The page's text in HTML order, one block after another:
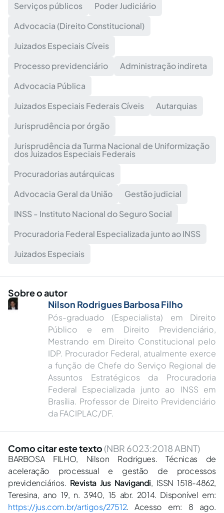
Serviços públicos
Poder Judiciário
Advocacia (Direito Constitucional)
Juizados Especiais Cíveis
Processo previdenciário
Administração indireta
Advocacia Pública
Juizados Especiais Federais Cíveis
Autarquias
Jurisprudência por órgão
Jurisprudência da Turma Nacional de Uniformização
dos Juizados Especiais Federais
Procuradorias autárquicas
Advocacia Geral da União
Gestão judicial
INSS - Instituto Nacional do Seguro Social
Procuradoria Federal Especializada junto ao INSS
Juizados Especiais
Sobre o autor
Nilson Rodrigues Barbosa Filho
Pós-graduado (Especialista) em Direito
Público e em Direito Previdenciário,
Mestrando em Direito Constitucional pelo
IDP. Procurador Federal, atualmente exerce
a função de Chefe do Serviço Regional de
Assuntos Estratégicos da Procuradoria
Federal Especializada junto ao INSS em
Brasília. Professor de Direito Previdenciário
da FACIPLAC/DF.
Como citar este texto (NBR 6023:2018 ABNT)
BARBOSA FILHO, Nilson Rodrigues. Técnicas de
aceleração processual e gestão de processos
previdenciários. Revista Jus Navigandi, ISSN 1518-4862,
Teresina, ano 19, n. 3940, 15 abr. 2014. Disponível em:
https://jus.com.br/artigos/27512. Acesso em: 8 ago.